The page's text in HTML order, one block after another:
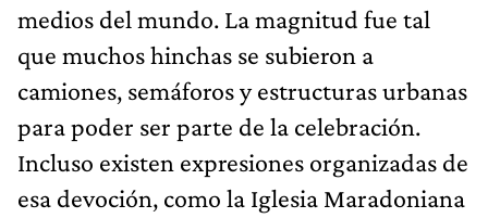
medios del mundo. La magnitud fue tal
que muchos hinchas se subieron a
camiones, semáforos y estructuras urbanas
para poder ser parte de la celebración.
Incluso existen expresiones organizadas de
esa devoción, como la Iglesia Maradoniana